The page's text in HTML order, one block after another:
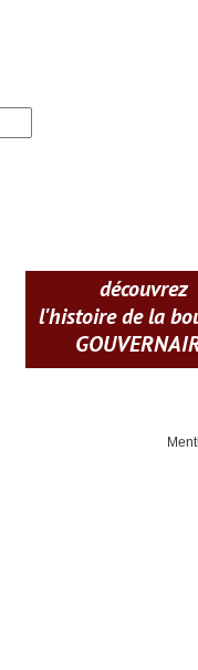
découvrez
l'histoire de la